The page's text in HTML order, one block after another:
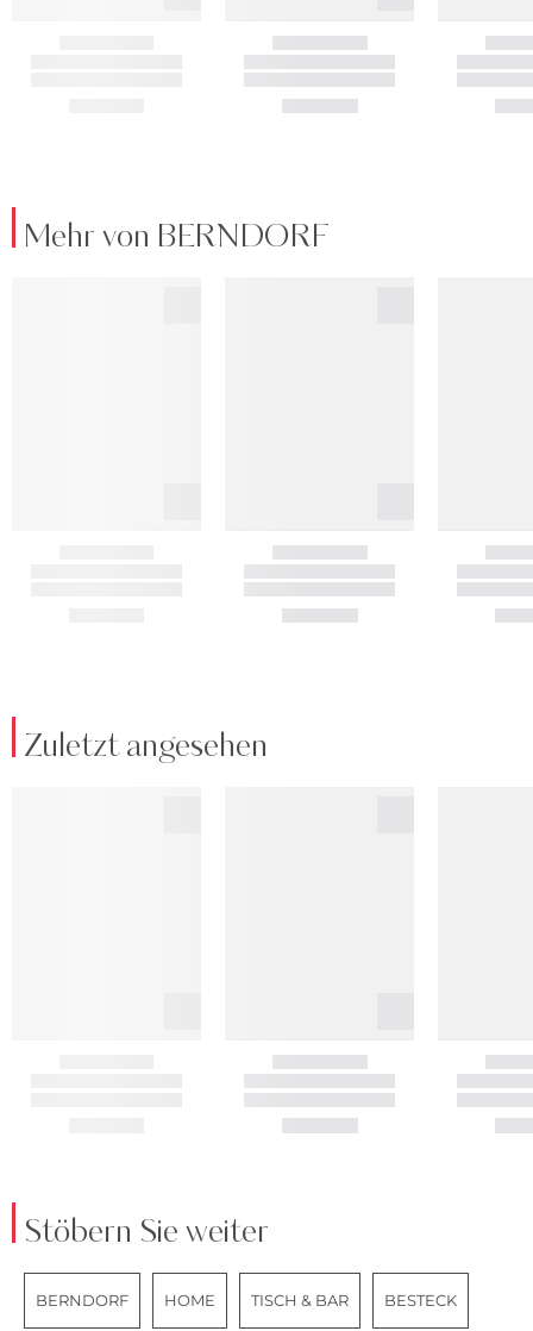
Mehr von BERNDORF
Zuletzt angesehen
Stöbern Sie weiter
BERNDORF HOME TISCH & BAR BESTECK